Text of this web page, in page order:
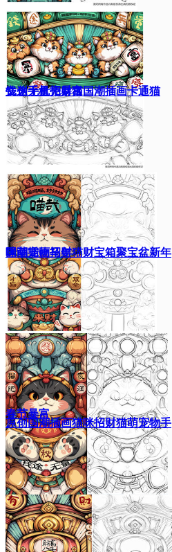
文创手机壳暴富
钱途无量招财猫国潮插画卡通猫
咪萌宠物马年
国潮插画招财猫财宝箱聚宝盆新年
春节暴富
原创国潮插画猫咪招财猫萌宠物手